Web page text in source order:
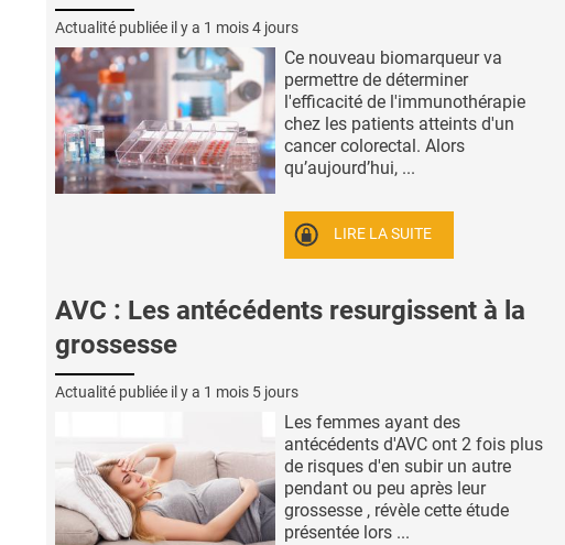
Actualité publiée il y a 1 mois 4 jours
Ce nouveau biomarqueur va
permettre de déterminer
l'efficacité de l'immunothérapie
chez les patients atteints d'un
cancer colorectal. Alors
qu’aujourd’hui, ...
LIRE LA SUITE
AVC : Les antécédents resurgissent à la
grossesse
Actualité publiée il y a 1 mois 5 jours
Les femmes ayant des
antécédents d'AVC ont 2 fois plus
de risques d'en subir un autre
pendant ou peu après leur
grossesse , révèle cette étude
présentée lors ...